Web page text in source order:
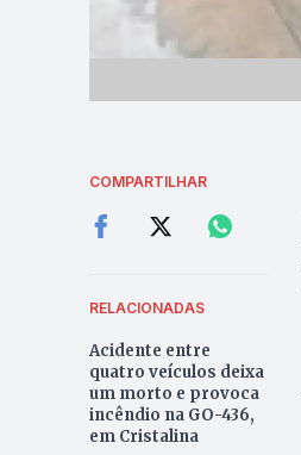
COMPARTILHAR
RELACIONADAS
Acidente entre
quatro veículos deixa
um morto e provoca
incêndio na GO-436,
em Cristalina